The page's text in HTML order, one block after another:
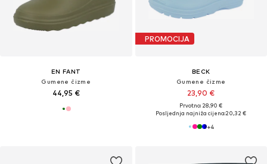
EN FANT
Gumene čizme
44,95 €
PROMOCIJA
BECK
Gumene čizme
23,90 €
Prvotno: 28,90 €
Posljednja najniža cijena:20,32 €
+4